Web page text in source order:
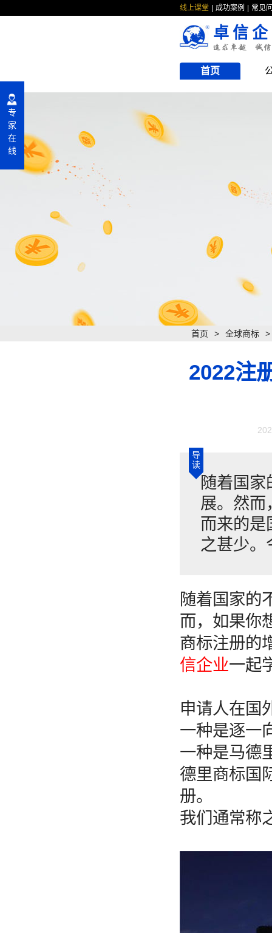
线上课堂 成功案例 常见
卓信
首页
首页 > 全球商标 >
2022注
导
读
随着国
展。然而
而来的是
之甚少。
随着国家的
而，如果你
商标注册的
信企业一起
申请人在国
一种是逐一
一种是马德
德里商标国
册。
我们通常称
专
家
在
线